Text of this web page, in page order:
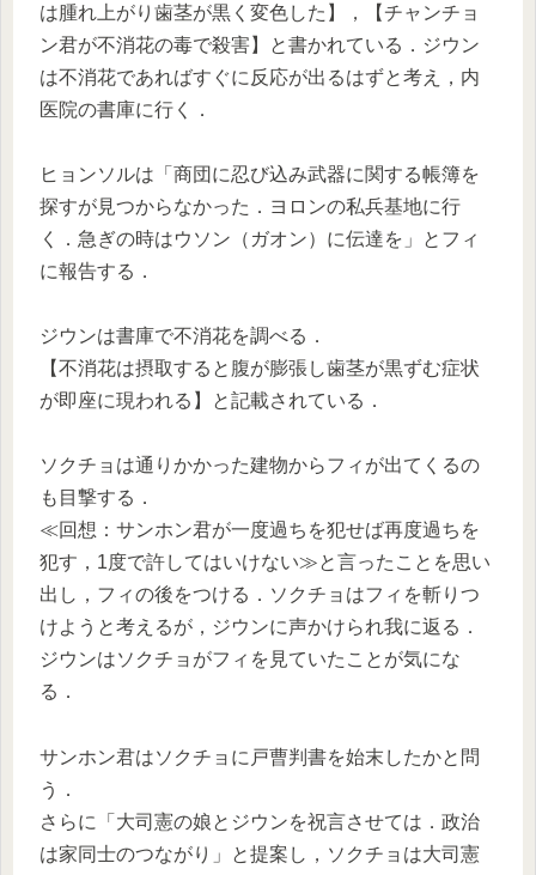
は腫れ上がり歯茎が黒く変色した】，【チャンチョ
ン君が不消花の毒で殺害】と書かれている．ジウン
は不消花であればすぐに反応が出るはずと考え，内
医院の書庫に行く．
ヒョンソルは「商団に忍び込み武器に関する帳簿を
探すが見つからなかった．ヨロンの私兵基地に行
く．急ぎの時はウソン（ガオン）に伝達を」とフィ
に報告する．
ジウンは書庫で不消花を調べる．
【不消花は摂取すると腹が膨張し歯茎が黒ずむ症状
が即座に現われる】と記載されている．
ソクチョは通りかかった建物からフィが出てくるの
も目撃する．
≪回想：サンホン君が一度過ちを犯せば再度過ちを
犯す，1度で許してはいけない≫と言ったことを思い
出し，フィの後をつける．ソクチョはフィを斬りつ
けようと考えるが，ジウンに声かけられ我に返る．
ジウンはソクチョがフィを見ていたことが気にな
る．
サンホン君はソクチョに戸曹判書を始末したかと問
う．
さらに「大司憲の娘とジウンを祝言させては．政治
は家同士のつながり」と提案し，ソクチョは大司憲